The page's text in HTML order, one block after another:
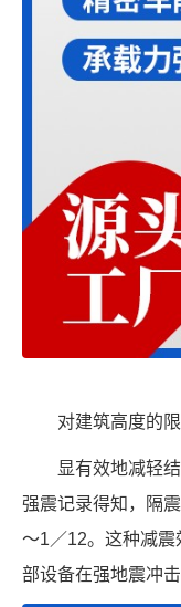
对建筑高度的
显有效地减轻
强震记录得知，隔
～1／12。这种减
部设备在强地震冲击